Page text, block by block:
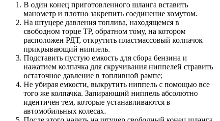
В один конец приготовленного шланга вставить
манометр и плотно закрепить соединение хомутом.
На штуцере давления топлива, находящемся в
свободном торце ТР, обратном тому, на котором
расположен РДТ, открутить пластмассовый колпачок
прикрывающий ниппель.
Подставить пустую емкость для сбора бензина и
нажатием колпачка для скручивания ниппелей стравить
остаточное давление в топливной рампе;
Не убирая емкости, выкрутить ниппель с помощью все
того же колпачка. Запирающий ниппель абсолютно
идентичен тем, которые устанавливаются в
автомобильных колесах.